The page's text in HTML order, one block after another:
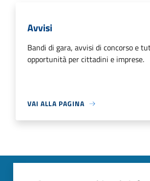
Avvisi
Bandi di gara, avvisi di concorso e
opportunità per cittadini e imprese.
VAI ALLA PAGINA